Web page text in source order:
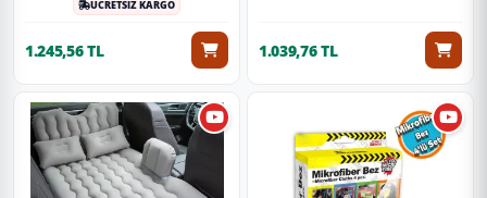
ÜCRETSİZ KARGO
1.245,56 TL 1.039,76 TL